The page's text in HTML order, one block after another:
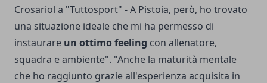
Crosariol a "Tuttosport" - A Pistoia, però, ho trovato
una situazione ideale che mi ha permesso di
instaurare un ottimo feeling con allenatore,
squadra e ambiente". "Anche la maturità mentale
che ho raggiunto grazie all'esperienza acquisita in